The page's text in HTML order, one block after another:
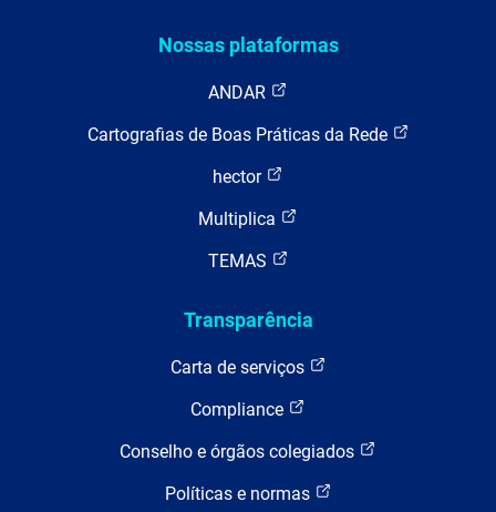
Nossas plataformas
ANDAR
Cartografias de Boas Práticas da Rede
hector
Multiplica
TEMAS
Transparência
Carta de serviços
Compliance
Conselho e órgãos colegiados
Políticas e normas